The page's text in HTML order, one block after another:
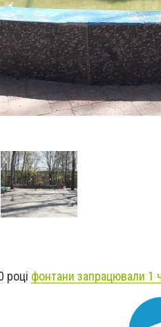
році фонтани запрацювали 1